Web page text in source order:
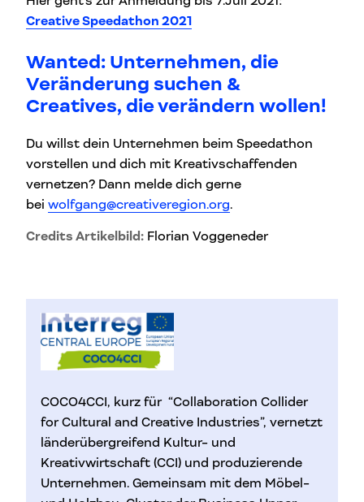
Creative Speedathon 2021
Wanted: Unternehmen, die
Veränderung suchen &
Creatives, die verändern wollen!
Du willst dein Unternehmen beim Speedathon
vorstellen und dich mit Kreativschaffenden
vernetzen? Dann melde dich gerne
bei wolfgang@creativeregion.org.
Credits Artikelbild: Florian Voggeneder
COCO4CCI, kurz für “Collaboration Collider
for Cultural and Creative Industries”, vernetzt
länderübergreifend Kultur- und
Kreativwirtschaft (CCI) und produzierende
Unternehmen. Gemeinsam mit dem Möbel-